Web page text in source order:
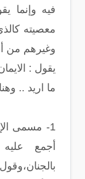
فيه وإنما
معصيته
وغيرهم من
يقول :
ما اريد ..
1- مسمى
أجمع